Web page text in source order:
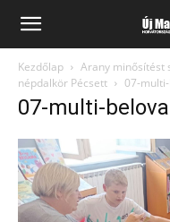
Kezdőlap
Arany minősítést
népdalkör Pécsett
07-
07-multi-